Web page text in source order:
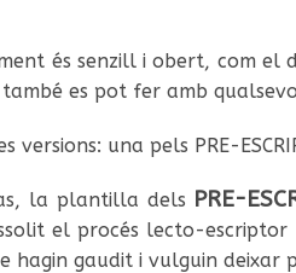
és senzill i obert, com el
també es pot fer amb
versions: una pels PRE-
la plantilla dels PRE-
el procés lecto-
hagin gaudit i vulguin deixar